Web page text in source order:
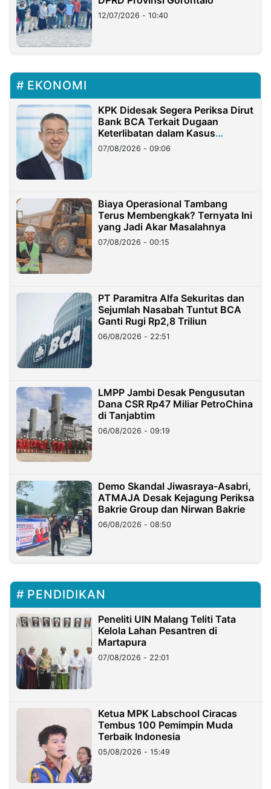
12/07/2026 - 10:40
EKONOMI
KPK Didesak Segera Periksa Dirut
Bank BCA Terkait Dugaan
Keterlibatan dalam Kasus
Hilangnya Dana Nasabah Rp2,58
Miliar
07/08/2026 - 09:06
Biaya Operasional Tambang
Terus Membengkak? Ternyata Ini
yang Jadi Akar Masalahnya
07/08/2026 - 00:15
PT Paramitra Alfa Sekuritas dan
Sejumlah Nasabah Tuntut BCA
Ganti Rugi Rp2,8 Triliun
06/08/2026 - 22:51
LMPP Jambi Desak Pengusutan
Dana CSR Rp47 Miliar PetroChina
di Tanjabtim
06/08/2026 - 09:19
Demo Skandal Jiwasraya-Asabri,
ATMAJA Desak Kejagung Periksa
Bakrie Group dan Nirwan Bakrie
06/08/2026 - 08:50
PENDIDIKAN
Peneliti UIN Malang Teliti Tata
Kelola Lahan Pesantren di
Martapura
07/08/2026 - 22:01
Ketua MPK Labschool Ciracas
Tembus 100 Pemimpin Muda
Terbaik Indonesia
05/08/2026 - 15:49